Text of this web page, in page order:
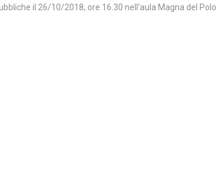
il 26/10/2018, ore 16.30 nell'aula Magna del